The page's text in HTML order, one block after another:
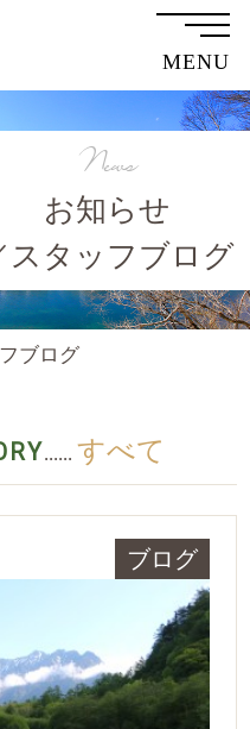
MENU
お知らせ
スタッフブログ
News
ブログ
...... すべて
ブログ